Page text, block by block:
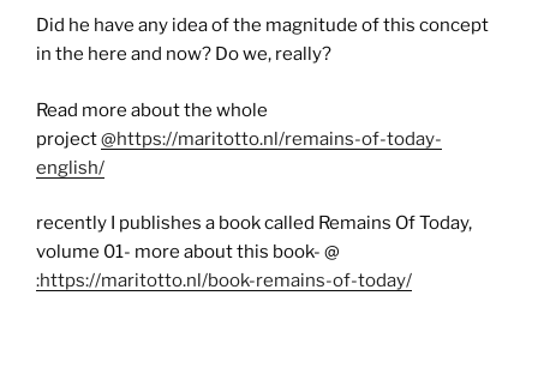
Did he have any idea of the magnitude of this concept
in the here and now? Do we, really?
Read more about the whole
project@https://maritotto.nl/remains-of-today-
english/
recently I publishes a book called Remains Of Today,
volume 01- more about this book- @
:https://maritotto.nl/book-remains-of-today/